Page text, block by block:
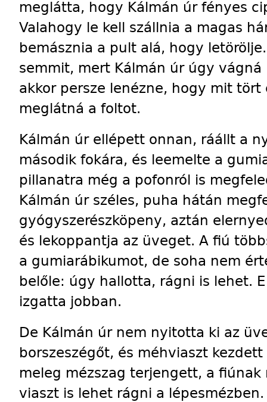
meglátta, hogy Kálmán úr fényes
Valahogy le kell szállnia a magas
bemásznia a pult alá, hogy
semmit, mert Kálmán úr úgy
akkor persze lenézne, hogy mit
meglátná a foltot.
Kálmán úr ellépett onnan, ráállt a
második fokára, és leemelte a
pillanatra még a pofonról is
Kálmán úr széles, puha hátán
gyógyszerészköpeny, aztán
és lekoppantja az üveget. A fiú
a gumiarábikumot, de soha nem
belőle: úgy hallotta, rágni is lehet.
izgatta jobban.
De Kálmán úr nem nyitotta ki az
borszeszégőt, és méhviaszt
meleg mézszag terjengett, a
viaszt is lehet rágni a